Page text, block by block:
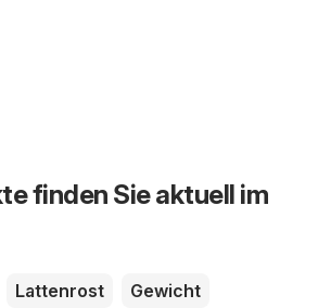
finden Sie aktuell im
Lattenrost Gewicht